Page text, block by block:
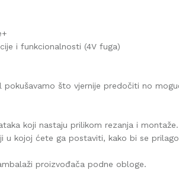
i funkcionalnosti (4V fuga)
što vjernije predočiti no
koji nastaju prilikom rezanja i montaže.
u kojoj ćete ga postaviti, kako bi se
proizvođača podne obloge.